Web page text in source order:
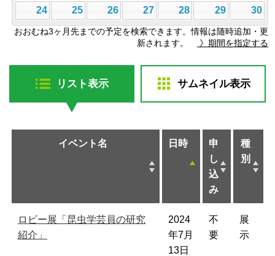
24
25 26 27 28 29 30
おおむね3ヶ月先までの予定を検索できます。情報は随時追加・更
新されます。
》期間を指定する
リスト表示 サムネイル表示
イベント名 日時
申
し
込
み
種
別
ロビー展「昆虫学芸員の研究
紹介」
2024
年7月
13日
不
要
展
示